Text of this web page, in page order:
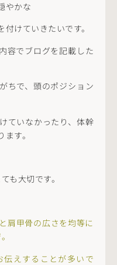
やかな
けていきたいです。
容でブログを記載した
ちで、頭のポジション
ていなかったり、体幹
す。
ても大切です。
肩甲骨の広さを均等に
えすることが多いで